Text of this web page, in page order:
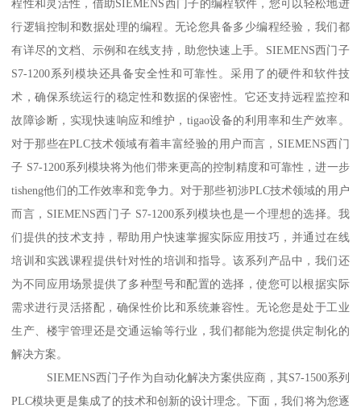
程性和灵活性，借助SIEMENS西门子的编程软件，您可以轻松地进
行逻辑控制和数据处理的编程。无论您具备多少编程经验，我们都
有详尽的文档、示例和在线支持，助您快速上手。SIEMENS西门子
S7-1200系列模块还具备安全性和可靠性。采用了的硬件和软件技
术，确保系统运行的稳定性和数据的保密性。它还支持远程监控和
故障诊断，实现快速响应和维护，tigao设备的利用率和生产效率。
对于那些在PLC技术领域有着丰富经验的用户而言，SIEMENS西门
子 S7-1200系列模块将为他们带来更高的控制精度和可靠性，进一步
tisheng他们的工作效率和竞争力。对于那些初涉PLC技术领域的用户
而言，SIEMENS西门子 S7-1200系列模块也是一个理想的选择。我
们提供的技术支持，帮助用户快速掌握实际应用技巧，并通过在线
培训和实践课程提供针对性的培训和指导。该系列产品中，我们还
为不同应用场景提供了多种型号和配置的选择，使您可以根据实际
需求进行灵活搭配，确保性价比和系统兼容性。无论您是处于工业
生产、楼宇管理还是交通运输等行业，我们都能为您提供定制化的
解决方案。
SIEMENS西门子作为自动化解决方案供应商，其S7-1500系列
PLC模块更是集成了的技术和创新的设计理念。下面，我们将为您逐